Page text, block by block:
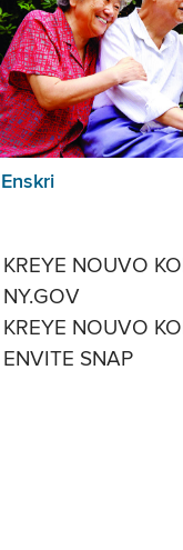
Enskri
KREYE NOUVO
NY.GOV
KREYE NOUVO
ENVITE SNAP